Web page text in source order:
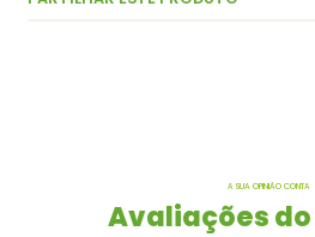
A SUA OPINIÃO CONTA
Avaliações